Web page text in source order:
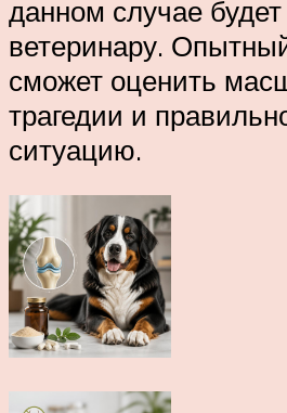
данном случае
ветеринару.
сможет оценить
трагедии и
ситуацию.